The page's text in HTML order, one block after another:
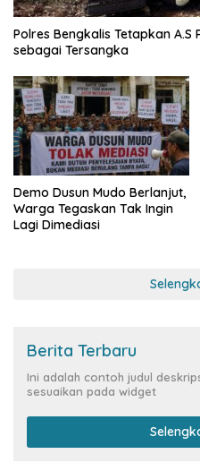
Polres Bengkalis Tetapkan
sebagai Tersangka
Demo Dusun Mudo Berlanjut,
Warga Tegaskan Tak Ingin
Lagi Dimediasi
Berita Terbaru
Ini adalah contoh judul
sesuaikan pada widget